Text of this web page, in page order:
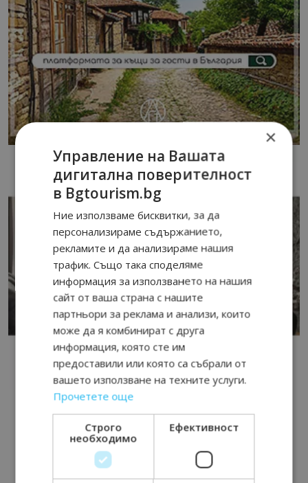
×
Управление на Вашата
дигитална поверителност
в Bgtourism.bg
Ние използваме бисквитки, за да
персонализираме съдържанието,
рекламите и да анализираме нашия
трафик. Също така споделяме
информация за използването на нашия
сайт от ваша страна с нашите
партньори за реклама и анализи, които
може да я комбинират с друга
информация, която сте им
предоставили или която са събрали от
вашето използване на техните услуги.
Прочетете още
Строго
необходимо
Ефективност